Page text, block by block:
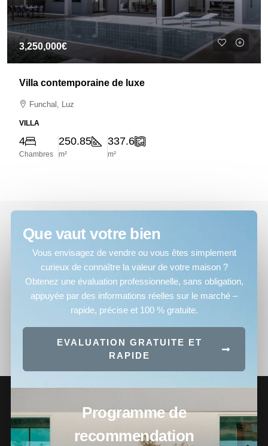
3,250,000€
Villa contemporaine de luxe
Funchal, Luz
VILLA
4
Chambres
250.85
m²
337.6
m²
Que vaut votre bien
Vous envisagez de vendre ou vous êtes simplement
curieux de connaître la valeur de votre maison ?
Obtenez une évaluation professionnelle, sans obligation,
appuyée par des informations réelles sur le marché –
rapide, précise et 100 % gratuite.
EVALUATION GRATUITE ET
RAPIDE
Programme de
recommendation